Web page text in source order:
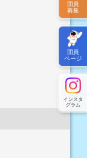
団員
募集
団員
ページ
インスタ
グラム